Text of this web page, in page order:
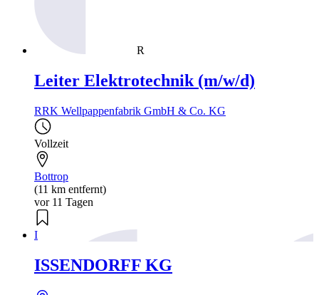
R
Leiter Elektrotechnik (m/w/d)
RRK Wellpappenfabrik GmbH & Co. KG
Vollzeit
Bottrop
(11 km entfernt)
vor 11 Tagen
I
ISSENDORFF KG